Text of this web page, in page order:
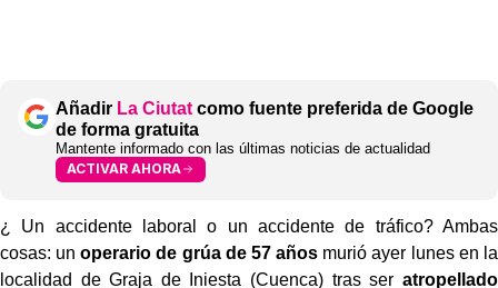
Añadir La Ciutat como fuente preferida de Google
de forma gratuita
Mantente informado con las últimas noticias de actualidad
ACTIVAR AHORA
¿ Un accidente laboral o un accidente de tráfico? Ambas
cosas: un operario de grúa de 57 años murió ayer lunes en la
localidad de Graja de Iniesta (Cuenca) tras ser atropellado